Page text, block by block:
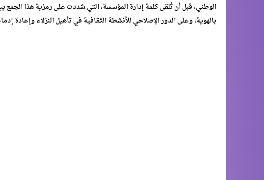
الوطني، قبل أن تُلقى كلمة إدارة المؤسسة، التي شددت على رمزية هذا الجمع
بالهوية، وعلى الدور الإصلاحي للأنشطة الثقافية في تأهيل النزلاء وإعادة